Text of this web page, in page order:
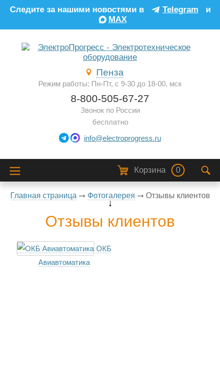
Следите за нашими новостями в Telegram
и
MAX
Пенза
Режим работы: Пн-Пт, с 9-30 до 18-00, мск
8-800-505-67-27
Звонок по России
бесплатно
info@electroprogress.ru
Корзина 0
Главная страница Фотогалерея Отзывы клиентов
Отзывы клиентов
ОКБ
Авиавтоматика